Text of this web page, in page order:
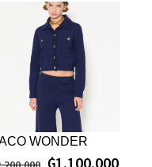
WONDER
₲1.100.000